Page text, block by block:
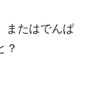
またはでんぱ
？